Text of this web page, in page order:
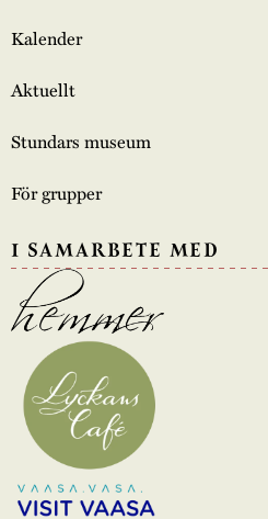
Kalender
Aktuellt
Stundars museum
För grupper
I SAMARBETE MED